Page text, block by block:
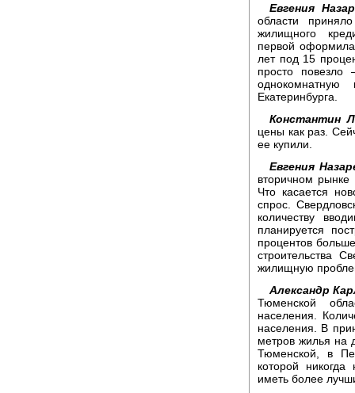
Евгения
области
жилищного
первой
лет под 15
просто
Екатеринбурга.
Константин
цены как раз.
ее купили.
Евгения
вторичном
Что касается
спрос.
количеству
планируется
процентов
строительства
жилищную
Александр
Тюменской
населения.
населения. В
метров жилья на
Тюменской, в
которой
иметь более